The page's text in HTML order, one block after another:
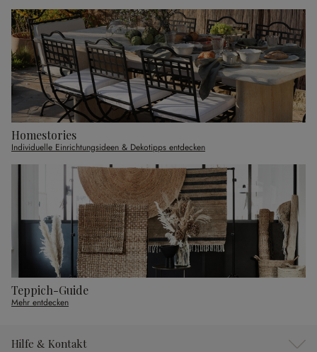
Homestories
Individuelle Einrichtungsideen & Dekotipps entdecken
Teppich-Guide
Mehr entdecken
Hilfe & Kontakt